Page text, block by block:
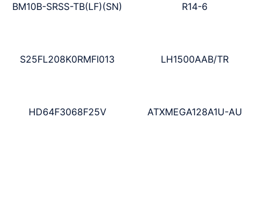
BM10B-SRSS-TB(LF)(SN) R14-6
S25FL208K0RMFI013 LH1500AAB/TR
HD64F3068F25V ATXMEGA128A1U-AU